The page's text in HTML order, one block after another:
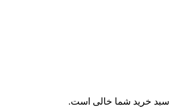
سبد خرید شما خالی است.